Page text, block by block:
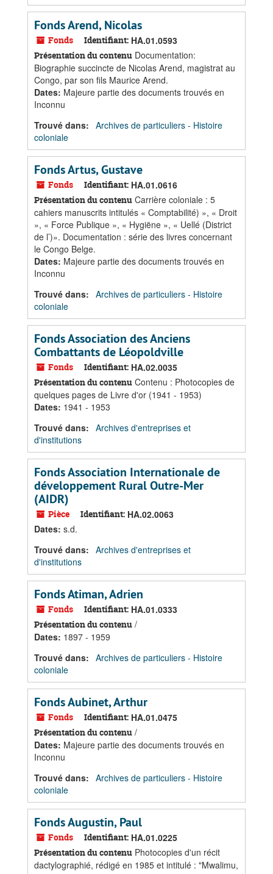
Fonds Arend, Nicolas
Fonds Identifiant: HA.01.0593
Présentation du contenu Documentation:
Biographie succincte de Nicolas Arend, magistrat au
Congo, par son fils Maurice Arend.
Dates: Majeure partie des documents trouvés en
Inconnu
Trouvé dans: Archives de particuliers - Histoire
coloniale
Fonds Artus, Gustave
Fonds Identifiant: HA.01.0616
Présentation du contenu Carrière coloniale : 5
cahiers manuscrits intitulés « Comptabilité) », « Droit
», « Force Publique », « Hygiëne », « Uellé (District
de l’)». Documentation : série des livres concernant
le Congo Belge.
Dates: Majeure partie des documents trouvés en
Inconnu
Trouvé dans: Archives de particuliers - Histoire
coloniale
Fonds Association des Anciens
Combattants de Léopoldville
Fonds Identifiant: HA.02.0035
Présentation du contenu Contenu : Photocopies de
quelques pages de Livre d'or (1941 - 1953)
Dates: 1941 - 1953
Trouvé dans: Archives d'entreprises et
d'institutions
Fonds Association Internationale de
développement Rural Outre-Mer
(AIDR)
Pièce Identifiant: HA.02.0063
Dates: s.d.
Trouvé dans: Archives d'entreprises et
d'institutions
Fonds Atiman, Adrien
Fonds Identifiant: HA.01.0333
Présentation du contenu /
Dates: 1897 - 1959
Trouvé dans: Archives de particuliers - Histoire
coloniale
Fonds Aubinet, Arthur
Fonds Identifiant: HA.01.0475
Présentation du contenu /
Dates: Majeure partie des documents trouvés en
Inconnu
Trouvé dans: Archives de particuliers - Histoire
coloniale
Fonds Augustin, Paul
Fonds Identifiant: HA.01.0225
Présentation du contenu Photocopies d'un récit
dactylographié, rédigé en 1985 et intitulé : "Mwalimu,